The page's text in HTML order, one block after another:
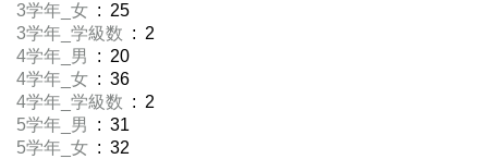
3学年_女 : 25
3学年_学級数 : 2
4学年_男
: 20
4学年_女 : 36
4学年_学級数 : 2
5学年_男
: 31
5学年_女 : 32